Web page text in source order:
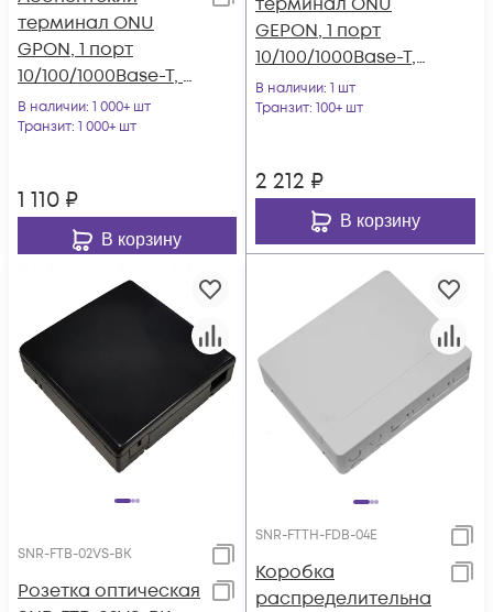
терминал ONU
GPON, 1 порт
10/100/1000Base-T, в
мини корпусе.
В наличии: 1 000+ шт
Транзит: 1 000+ шт
1 110 ₽
В корзину
GEPON, 1 порт
10/100/1000Base-T,
RF совместим с
BDCOM
В наличии: 1 шт
Транзит: 100+ шт
2 212 ₽
В корзину
SNR-FTB-02VS-BK
Розетка оптическая
SNR-FTTH-FDB-04Е
Коробка
распределительна